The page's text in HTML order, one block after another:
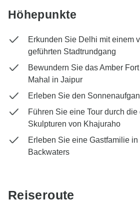
Höhepunkte
Erkunden Sie Delhi mit einem
geführten Stadtrundgang
Bewundern Sie das Amber
Mahal in Jaipur
Erleben Sie den
Führen Sie eine Tour durch die
Skulpturen von Khajuraho
Erleben Sie eine Gastfamilie
Backwaters
Reiseroute